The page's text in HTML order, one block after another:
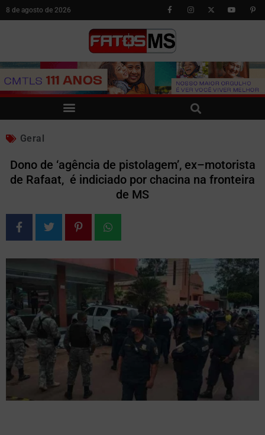
8 de agosto de 2026
Geral
Dono de ‘agência de pistolagem’, ex–motorista
de Rafaat, é indiciado por chacina na fronteira
de MS